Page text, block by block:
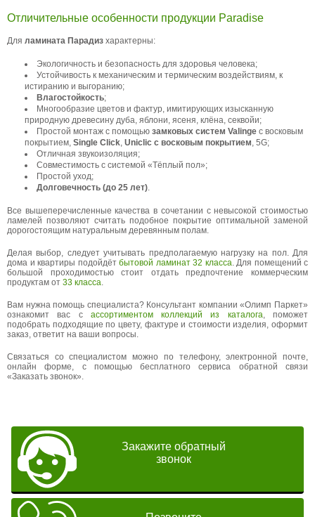
Отличительные особенности продукции Paradise
Для ламината Парадиз характерны:
Экологичность и безопасность для здоровья человека;
Устойчивость к механическим и термическим воздействиям, к
истиранию и выгоранию;
Влагостойкость;
Многообразие цветов и фактур, имитирующих изысканную
природную древесину дуба, яблони, ясеня, клёна, секвойи;
Простой монтаж с помощью замковых систем Valinge с восковым
покрытием, Single Click, Uniclic c восковым покрытием, 5G;
Отличная звукоизоляция;
Совместимость с системой «Тёплый пол»;
Простой уход;
Долговечность (до 25 лет).
Все вышеперечисленные качества в сочетании с невысокой стоимостью
ламелей позволяют считать подобное покрытие оптимальной заменой
дорогостоящим натуральным деревянным полам.
Делая выбор, следует учитывать предполагаемую нагрузку на пол. Для
дома и квартиры подойдёт бытовой ламинат 32 класса. Для помещений с
большой проходимостью стоит отдать предпочтение коммерческим
продуктам от 33 класса.
Вам нужна помощь специалиста? Консультант компании «Олимп Паркет»
ознакомит вас с ассортиментом коллекций из каталога, поможет
подобрать подходящие по цвету, фактуре и стоимости изделия, оформит
заказ, ответит на ваши вопросы.
Связаться со специалистом можно по телефону, электронной почте,
онлайн форме, с помощью бесплатного сервиса обратной связи
«Заказать звонок».
Закажите обратный
звонок